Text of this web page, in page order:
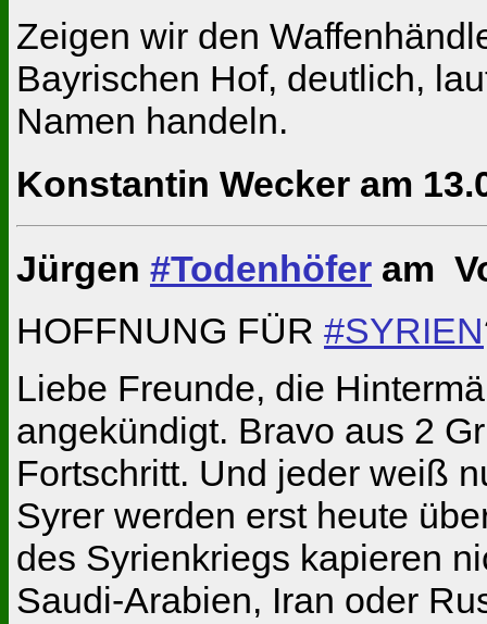
Zeigen wir den
Bayrischen Hof, deutlich,
Namen handeln.
Konstantin Wecker am
Jürgen #Todenhöfer am
HOFFNUNG FÜR #SYRIEN
Liebe Freunde, die
angekündigt. Bravo aus 2
Fortschritt. Und jeder weiß
Syrer werden erst heute
des Syrienkriegs kapieren
Saudi-Arabien, Iran oder